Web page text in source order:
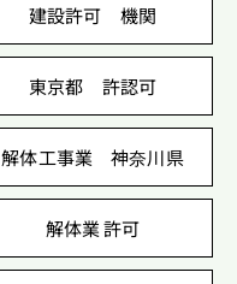
建設許可 機関
東京都 許認可
解体工事業 神奈川県
解体業 許可